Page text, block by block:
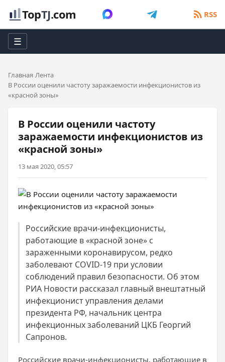
TopTJ.com RSS
☰
Главная Лента
В России оценили частоту заражаемости инфекционистов из
«красной зоны»
В России оценили частоту
заражаемости инфекционистов из
«красной зоны»
13 мая 2020, 05:57
Российские врачи-инфекционисты,
работающие в «красной зоне» с
зараженными коронавирусом, редко
заболевают COVID-19 при условии
соблюдений правил безопасности. Об этом
РИА Новости рассказал главный внештатный
инфекционист управления делами
президента РФ, начальник центра
инфекционных заболеваний ЦКБ Георгий
Сапронов.
Российские врачи-инфекционисты, работающие в